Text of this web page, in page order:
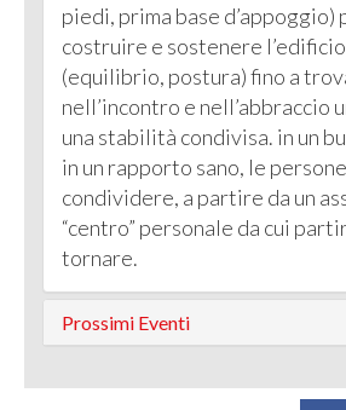
piedi, prima base d’appoggio)
costruire e sostenere
(equilibrio, postura) fino a
nell’incontro e nell’abbraccio
una stabilità condivisa. in un
in un rapporto sano, le
condividere, a partire da un
“centro” personale da cui
tornare.
Prossimi Eventi